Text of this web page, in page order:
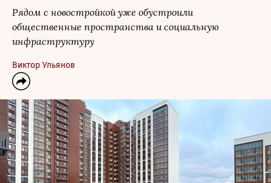
Рядом с новостройкой уже обустроили
общественные пространства и социальную
инфраструктуру
Виктор Ульянов